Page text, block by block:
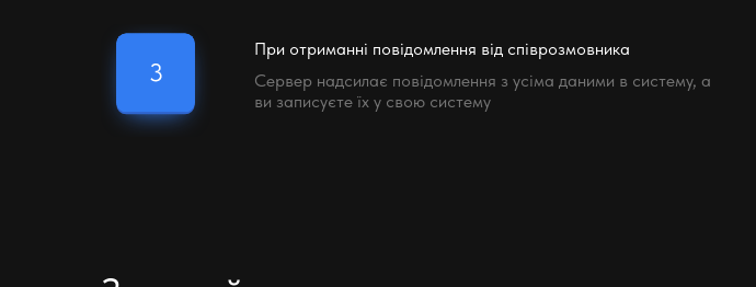
Сервер надсилає повідомлення з усіма даними в систему, а
ви записуєте їх у свою систему
При отриманні повідомлення від співрозмовника